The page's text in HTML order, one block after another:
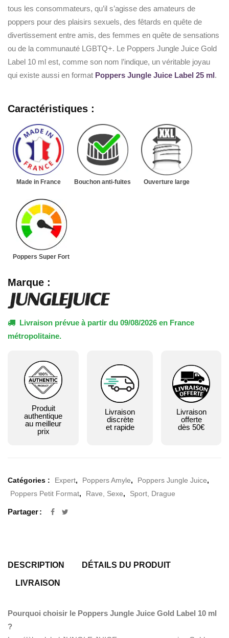
tous les consommateurs, qu’il s’agisse des amateurs de
poppers pour des plaisirs sexuels, des fêtards en quête de
divertissement entre amis, des femmes en quête de sensations
ou de la communauté LGBTQ+. Le Poppers Jungle Juice Gold
Label 10 ml est, comme son nom l’indique, un véritable joyau
qui existe aussi en format Poppers Jungle Juice Label 25 ml.
Caractéristiques :
Made in France Bouchon anti-fuites Ouverture large
Poppers Super Fort
Marque :
Livraison prévue à partir du 09/08/2026 en France
métropolitaine.
Produit
authentique
au meilleur
prix
Livraison
discrète
et rapide
Livraison
offerte
dès 50€
Catégories : Expert, Poppers Amyle, Poppers Jungle Juice,
Poppers Petit Format, Rave, Sexe, Sport, Drague
Partager
DESCRIPTION DÉTAILS DU PRODUIT
LIVRAISON
Pourquoi choisir le Poppers Jungle Juice Gold Label 10 ml
?